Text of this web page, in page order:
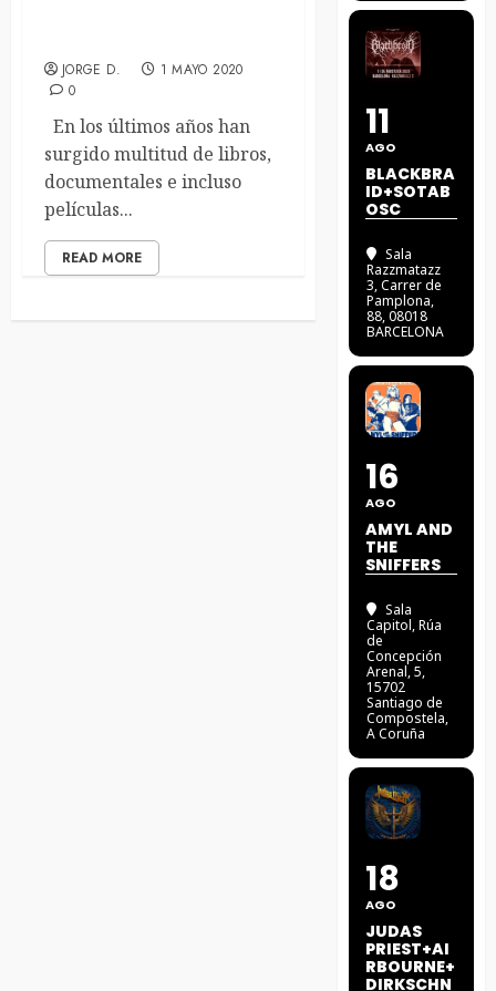
JORGE D.
1 MAYO 2020
0
En los últimos años han
surgido multitud de libros,
documentales e incluso
películas...
READ MORE
11
AGO
BLACKBRA
ID+SOTAB
OSC
Sala
Razzmatazz
3, Carrer de
Pamplona,
88, 08018
BARCELONA
16
AGO
AMYL AND
THE
SNIFFERS
Sala
Capitol, Rúa
de
Concepción
Arenal, 5,
15702
Santiago de
Compostela,
A Coruña
18
AGO
JUDAS
PRIEST+AI
RBOURNE+
DIRKSCHN